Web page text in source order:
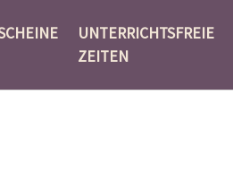
UNTERRICHTSFREIE
ZEITEN